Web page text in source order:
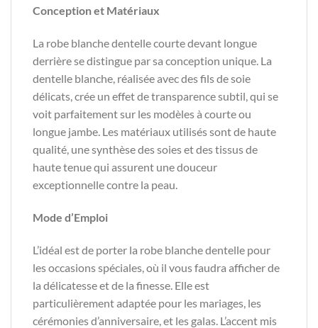
Conception et Matériaux
La robe blanche dentelle courte devant longue
derrière se distingue par sa conception unique. La
dentelle blanche, réalisée avec des fils de soie
délicats, crée un effet de transparence subtil, qui se
voit parfaitement sur les modèles à courte ou
longue jambe. Les matériaux utilisés sont de haute
qualité, une synthèse des soies et des tissus de
haute tenue qui assurent une douceur
exceptionnelle contre la peau.
Mode d’Emploi
L’idéal est de porter la robe blanche dentelle pour
les occasions spéciales, où il vous faudra afficher de
la délicatesse et de la finesse. Elle est
particulièrement adaptée pour les mariages, les
cérémonies d’anniversaire, et les galas. L’accent mis